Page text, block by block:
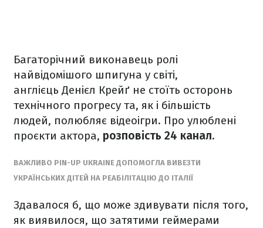
Багаторічний виконавець ролі
найвідомішого шпигуна у світі,
англієць Денієл Крейґ не стоїть осторонь
технічного прогресу та, як і більшість
людей, полюбляє відеоігри. Про улюблені
проєкти актора, розповість 24 канал.
ВАЖЛИВО PIN-UP UKRAINE ДОПОМОГЛА ВИВЕЗТИ
УКРАЇНСЬКИХ ДІТЕЙ НА РЕАБІЛІТАЦІЮ ДО ІТАЛІЇ
Здавалося б, що може здивувати після того,
як виявилося, що затятими геймерами